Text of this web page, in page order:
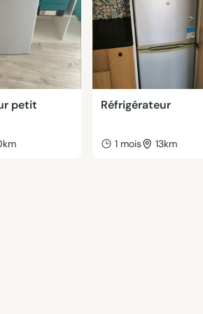
petit Réfrigérateur
1 mois 13km